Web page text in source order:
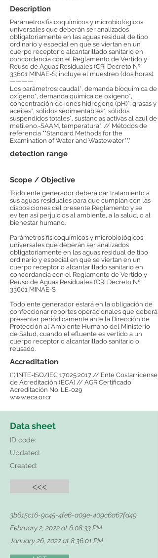
Description
Parámetros fisicoquímicos y microbiológicos
universales que deberán ser analizados
obligatoriamente en las aguas residual de tipo
ordinario y especial en que se viertan en un
cuerpo receptor o alcantarillado sanitario en
concordancia con el Reglamento de Vertido y
Reuso de Aguas Residuales (CRI Decreto Nº
33601 MINAE-S; incluye el muestreo (dos horas).
————
Los parámetros: caudal*, demanda bioquímica de
oxígeno*, demanda química de oxígeno*,
concentración de iones hidrógeno (pH)*, grasas y
aceites*, sólidos sedimentables*, sólidos
suspendidos totales*, sustancias activas al azul de
metileno.-SAAM, temperatura*. // Métodos de
referencia ""Standard Methods for the
Examination of Water and Wastewater""."
detection range
Scope / Objective
Todo ente generador deberá dar tratamiento a
sus aguas residuales para que cumplan con las
disposiciones del presente Reglamento y se
eviten así perjuicios al ambiente, a la salud, o al
bienestar humano.
Parámetros fisicoquímicos y microbiológicos
universales que deberán ser analizados
obligatoriamente en las aguas residual de tipo
ordinario y especial en que se viertan en un
cuerpo receptor o alcantarillado sanitario en
concordancia con el Reglamento de Vertido y
Reuso de Aguas Residuales (CRI Decreto Nº
33601 MINAE-S
Todo ente generador estará en la obligación de
confeccionar reportes operacionales que deberá
presentar periódicamente ante la Dirección de
Protección al Ambiente Humano del Ministerio
de Salud, cuando el efluente es vertido a un
cuerpo receptor o alcantarillado sanitario o
reusado.
Accreditation
(*) INTE-ISO/IEC 17025:2017 // Ente Costarricense
de Acreditación (ECA) // AGR Certificado
Acreditación No. LE-029
www.eca.or.cr
Data sheet
ID code:
Updated:
Created:
<<<
3b615c16-9c45-4fe6-a09e-409c6a67fd49
February 2, 2022 at 6:08:33 PM
January 26, 2022 at 8:36:01 PM